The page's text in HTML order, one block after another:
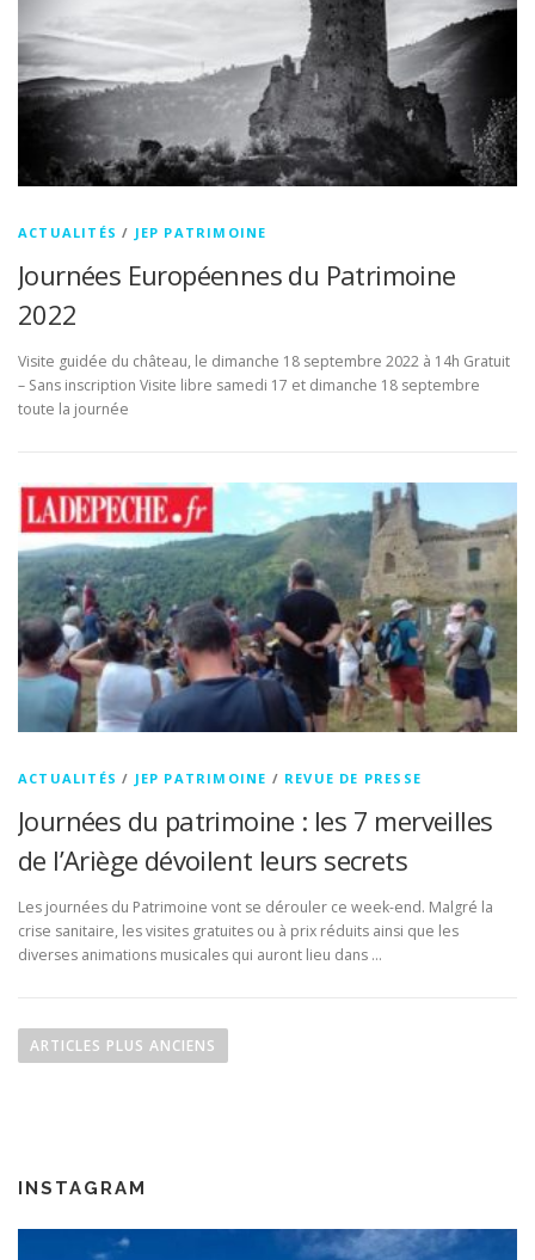
ACTUALITÉS / JEP PATRIMOINE
Journées Européennes du Patrimoine
2022
Visite guidée du château, le dimanche 18 septembre 2022 à 14h Gratuit
– Sans inscription Visite libre samedi 17 et dimanche 18 septembre
toute la journée
ACTUALITÉS / JEP PATRIMOINE / REVUE DE PRESSE
Journées du patrimoine : les 7 merveilles
de l’Ariège dévoilent leurs secrets
Les journées du Patrimoine vont se dérouler ce week-end. Malgré la
crise sanitaire, les visites gratuites ou à prix réduits ainsi que les
diverses animations musicales qui auront lieu dans …
a
t
i
ARTICLES PLUS ANCIENS
INSTAGRAM